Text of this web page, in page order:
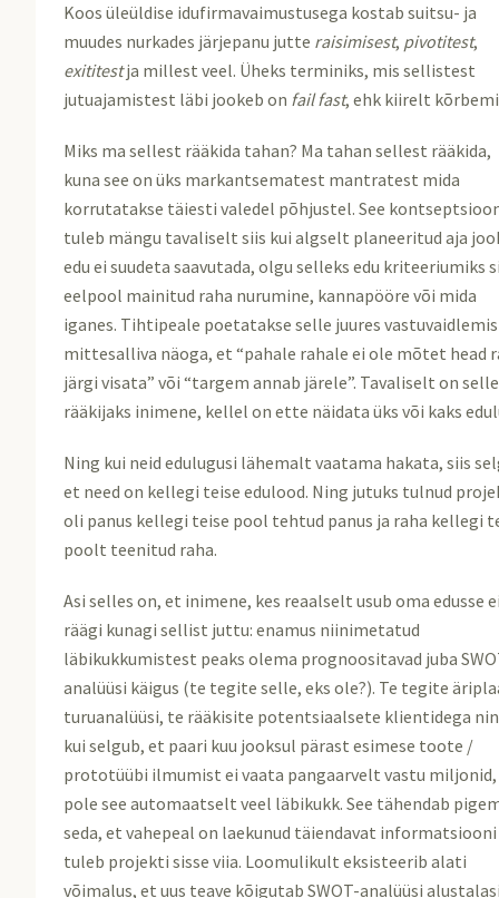
Koos üleüldise idufirmavaimustusega kostab suitsu- ja
muudes nurkades järjepanu jutte raisimisest, pivotitest,
exititestja millest veel. Üheks terminiks, mis sellistest
jutuajamistest läbi jookeb on fail fast, ehk kiirelt
Miks ma sellest rääkida tahan? Ma tahan sellest rääkida,
kuna see on üks markantsematest mantratest mida
korrutatakse täiesti valedel põhjustel. See
tuleb mängu tavaliselt siis kui algselt planeeritud aja
edu ei suudeta saavutada, olgu selleks edu kriteeriumiks
eelpool mainitud raha nurumine, kannapööre või mida
iganes. Tihtipeale poetatakse selle juures
mittesalliva näoga, et “pahale rahale ei ole mõtet head
järgi visata” või “targem annab järele”. Tavaliselt on selle
rääkijaks inimene, kellel on ette näidata üks või kaks
Ning kui neid edulugusi lähemalt vaatama hakata, siis
et need on kellegi teise edulood. Ning jutuks tulnud
oli panus kellegi teise pool tehtud panus ja raha kellegi
poolt teenitud raha.
Asi selles on, et inimene, kes reaalselt usub oma edusse
räägi kunagi sellist juttu: enamus niinimetatud
läbikukkumistest peaks olema prognoositavad juba
analüüsi käigus (te tegite selle, eks ole?). Te tegite
turuanalüüsi, te rääkisite potentsiaalsete klientidega
kui selgub, et paari kuu jooksul pärast esimese toote /
prototüübi ilmumist ei vaata pangaarvelt vastu miljonid,
pole see automaatselt veel läbikukk. See tähendab
seda, et vahepeal on laekunud täiendavat
tuleb projekti sisse viia. Loomulikult eksisteerib alati
võimalus, et uus teave kõigutab SWOT-analüüsi